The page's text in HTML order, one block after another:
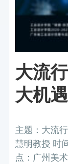
大流
大机遇
主题：大流
慧明教授 时
点：广州美